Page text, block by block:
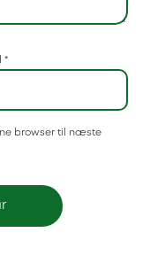
*
browser til næste